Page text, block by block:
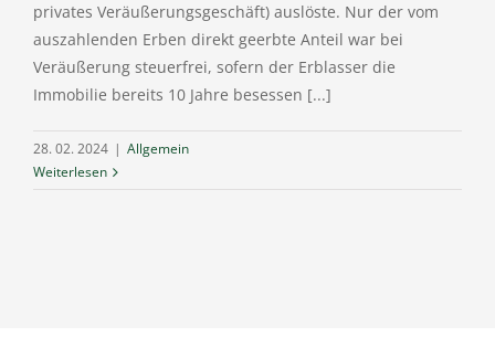
privates Veräußerungsgeschäft) auslöste. Nur der vom
auszahlenden Erben direkt geerbte Anteil war bei
Veräußerung steuerfrei, sofern der Erblasser die
Immobilie bereits 10 Jahre besessen [...]
28. 02. 2024 | Allgemein
Weiterlesen